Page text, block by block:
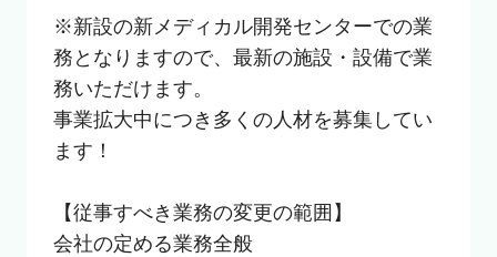
※新設の新メディカル開発センターでの業
務となりますので、最新の施設・設備で業
務いただけます。
事業拡大中につき多くの人材を募集してい
ます！
【従事すべき業務の変更の範囲】
会社の定める業務全般